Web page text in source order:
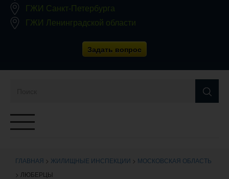
ГЖИ Санкт-Петербурга
ГЖИ Ленинградской области
Задать вопрос
Переключатель
ГЛАВНАЯ > ЖИЛИЩНЫЕ ИНСПЕКЦИИ > МОСКОВСКАЯ ОБЛАСТЬ
> ЛЮБЕРЦЫ